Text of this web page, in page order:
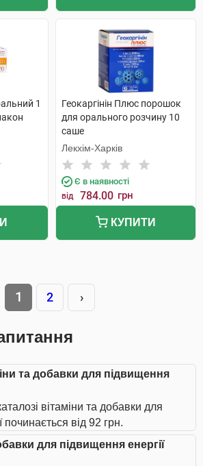
1
Геокаргінін Плюс порошок
для орального розчину 10
саше
Лекхім-Харків
Є в наявності
від 784.00 грн
КУПИТИ
1 2 ›
та добавки для підвищення
вітаміни та добавки для
починається від 92 грн.
для підвищення енергії